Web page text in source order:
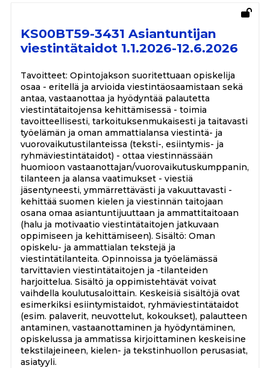
KS00BT59-3431 Asiantuntijan
viestintätaidot 1.1.2026-12.6.2026
Tavoitteet: Opintojakson suoritettuaan opiskelija
osaa - eritellä ja arvioida viestintäosaamistaan sekä
antaa, vastaanottaa ja hyödyntää palautetta
viestintätaitojensa kehittämisessä - toimia
tavoitteellisesti, tarkoituksenmukaisesti ja taitavasti
työelämän ja oman ammattialansa viestintä- ja
vuorovaikutustilanteissa (teksti-, esiintymis- ja
ryhmäviestintätaidot) - ottaa viestinnässään
huomioon vastaanottajan/vuorovaikutuskumppanin,
tilanteen ja alansa vaatimukset - viestiä
jäsentyneesti, ymmärrettävästi ja vakuuttavasti -
kehittää suomen kielen ja viestinnän taitojaan
osana omaa asiantuntijuuttaan ja ammattitaitoaan
(halu ja motivaatio viestintätaitojen jatkuvaan
oppimiseen ja kehittämiseen). Sisältö: Oman
opiskelu- ja ammattialan tekstejä ja
viestintätilanteita. Opinnoissa ja työelämässä
tarvittavien viestintätaitojen ja -tilanteiden
harjoittelua. Sisältö ja oppimistehtävät voivat
vaihdella koulutusaloittain. Keskeisiä sisältöjä ovat
esimerkiksi esiintymistaidot, ryhmäviestintätaidot
(esim. palaverit, neuvottelut, kokoukset), palautteen
antaminen, vastaanottaminen ja hyödyntäminen,
opiskelussa ja ammatissa kirjoittaminen keskeisine
tekstilajeineen, kielen- ja tekstinhuollon perusasiat,
asiatyyli.